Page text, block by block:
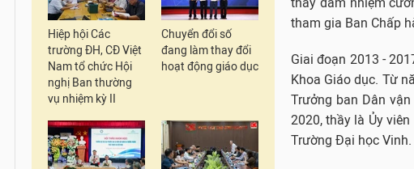
Hiệp hội Các
trường ĐH, CĐ Việt
Nam tổ chức Hội
nghị Ban thường
vụ nhiệm kỳ II
Chuyển đổi số
đang làm thay đổi
hoạt động giáo dục
Từ năm 2020 đến
Trường Đại học
tế của Nhà trường.